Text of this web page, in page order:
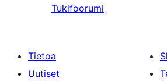
Tukifoorumi
Tietoa
Uutiset